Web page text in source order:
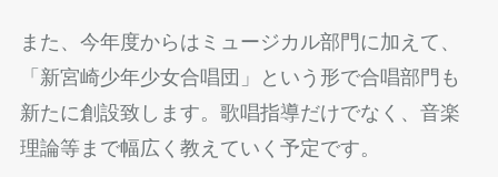
また、今年度からはミュージカル部門に加えて、
「新宮崎少年少女合唱団」という形で合唱部門も
新たに創設致します。歌唱指導だけでなく、音楽
理論等まで幅広く教えていく予定です。